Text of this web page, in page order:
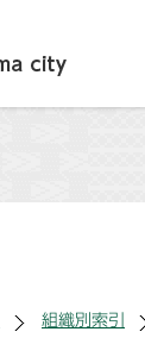
組織別索引